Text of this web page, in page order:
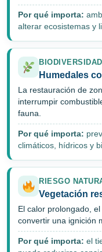
Por qué importa:
alterar ecosistemas y
Humedales
La restauración de
interrumpir
fauna.
Por qué importa:
climáticos, hídricos y
RIESGO
Vegetación
El calor prolongado,
convertir una ignición
Por qué importa: el